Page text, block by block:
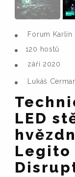
Forum Karlín
120 hostů
září 2020
Lukáš
LED
Legito